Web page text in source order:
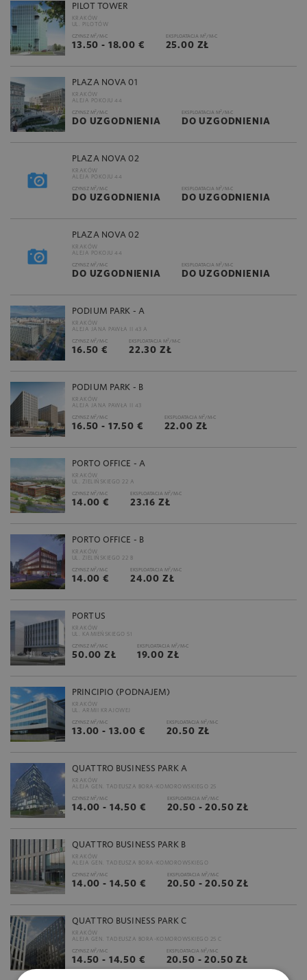
PILOT TOWER
KRAKÓW
UL. PILOTÓW
CZYNSZ M2 /M-C
13.50 - 18.00 €
EKSPLOATACJA M2 /M-C
25.00 ZŁ
PLAZA NOVA 01
KRAKÓW
ALEJA POKOJU 44
CZYNSZ M2 /M-C
DO UZGODNIENIA
EKSPLOATACJA M2 /M-C
DO UZGODNIENIA
PLAZA NOVA 02
KRAKÓW
ALEJA POKOJU 44
CZYNSZ M2 /M-C
DO UZGODNIENIA
EKSPLOATACJA M2 /M-C
DO UZGODNIENIA
PLAZA NOVA 02
KRAKÓW
ALEJA POKOJU 44
CZYNSZ M2 /M-C
DO UZGODNIENIA
EKSPLOATACJA M2 /M-C
DO UZGODNIENIA
PODIUM PARK - A
KRAKÓW
ALEJA JANA PAWŁA II 43 A
CZYNSZ M2 /M-C
16.50 €
EKSPLOATACJA M2 /M-C
22.30 ZŁ
PODIUM PARK - B
KRAKÓW
ALEJA JANA PAWŁA II 43
CZYNSZ M2 /M-C
16.50 - 17.50 €
EKSPLOATACJA M2 /M-C
22.00 ZŁ
PORTO OFFICE - A
KRAKÓW
UL. ZIELIŃSKIEGO 22 A
CZYNSZ M2 /M-C
14.00 €
EKSPLOATACJA M2 /M-C
23.16 ZŁ
PORTO OFFICE - B
KRAKÓW
UL. ZIELIŃSKIEGO 22 B
CZYNSZ M2 /M-C
14.00 €
EKSPLOATACJA M2 /M-C
24.00 ZŁ
PORTUS
KRAKÓW
UL. KAMIEŃSKIEGO 51
CZYNSZ M2 /M-C
50.00 ZŁ
EKSPLOATACJA M2 /M-C
19.00 ZŁ
PRINCIPIO (PODNAJEM)
KRAKÓW
UL. ARMII KRAJOWEJ
CZYNSZ M2 /M-C
13.00 - 13.00 €
EKSPLOATACJA M2 /M-C
20.50 ZŁ
QUATTRO BUSINESS PARK A
KRAKÓW
ALEJA GEN. TADEUSZA BORA-KOMOROWSKIEGO 25
CZYNSZ M2 /M-C
14.00 - 14.50 €
EKSPLOATACJA M2 /M-C
20.50 - 20.50 ZŁ
QUATTRO BUSINESS PARK B
KRAKÓW
ALEJA GEN. TADEUSZA BORA-KOMOROWSKIEGO
CZYNSZ M2 /M-C
14.00 - 14.50 €
EKSPLOATACJA M2 /M-C
20.50 - 20.50 ZŁ
QUATTRO BUSINESS PARK C
KRAKÓW
ALEJA GEN. TADEUSZA BORA-KOMOROWSKIEGO 25 C
CZYNSZ M2 /M-C
14.50 - 14.50 €
EKSPLOATACJA M2 /M-C
20.50 - 20.50 ZŁ